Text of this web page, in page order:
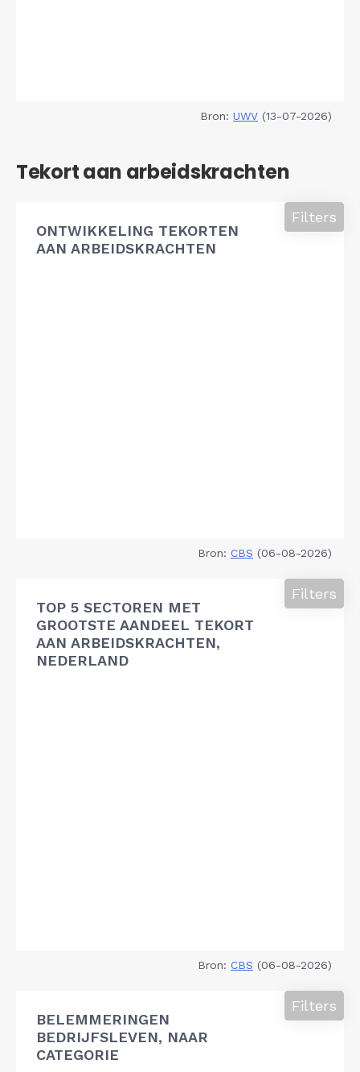
Bron: UWV (13-07-2026)
Tekort aan arbeidskrachten
ONTWIKKELING TEKORTEN
AAN ARBEIDSKRACHTEN
Filters
Bron: CBS (06-08-2026)
TOP 5 SECTOREN MET
GROOTSTE AANDEEL TEKORT
AAN ARBEIDSKRACHTEN,
NEDERLAND
Filters
Bron: CBS (06-08-2026)
BELEMMERINGEN
BEDRIJFSLEVEN, NAAR
CATEGORIE
Filters